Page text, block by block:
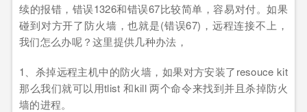
续的报错，错误1326和错误67比较简单，容易对付。如果
碰到对方开了防火墙，也就是(错误67)，远程连接不上，
我们怎么办呢？这里提供几种办法，
1、杀掉远程主机中的防火墙，如果对方安装了resouce kit
那么我们就可以用tlist 和kill 两个命令来找到并且杀掉防火
墙的进程。